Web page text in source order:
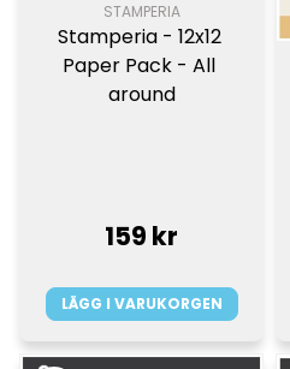
STAMPERIA
Stamperia - 12x12
Paper Pack - All
around
159 kr
LÄGG I VARUKORGEN